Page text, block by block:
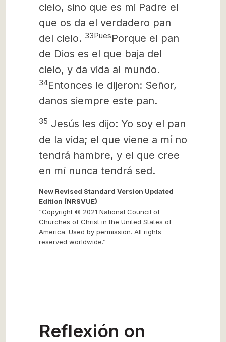
cielo, sino que es mi Padre el
que os da el verdadero pan
del cielo. 33PuesPorque el pan
de Dios es el que baja del
cielo, y da vida al mundo.
34Entonces le dijeron: Señor,
danos siempre este pan.
35 Jesús les dijo: Yo soy el pan
de la vida; el que viene a mí no
tendrá hambre, y el que cree
en mí nunca tendrá sed.
New Revised Standard Version Updated
Edition (NRSVUE)
“Copyright © 2021 National Council of
Churches of Christ in the United States of
America. Used by permission. All rights
reserved worldwide.”
Reflexión on